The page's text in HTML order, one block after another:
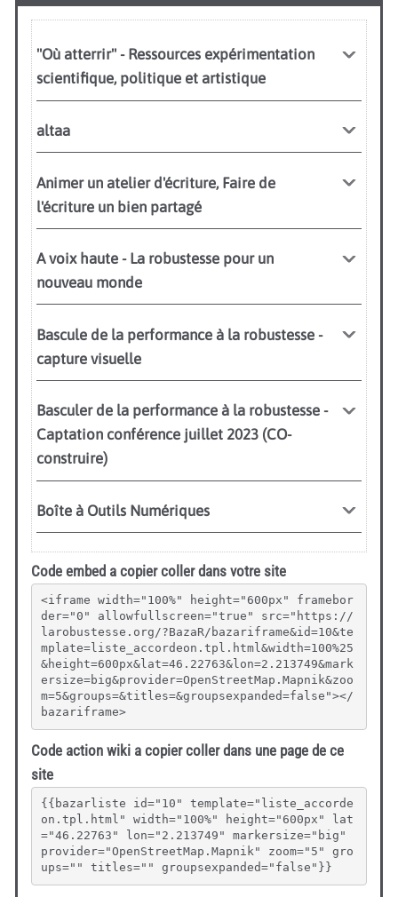
Code embed a copier coller dans votre site
<iframe width="100%" height="600px" framebor
der="0" allowfullscreen="true" src="https://
larobustesse.org/?BazaR/bazariframe&id=10&te
mplate=liste_accordeon.tpl.html&width=100%25
&height=600px&lat=46.22763&lon=2.213749&mark
ersize=big&provider=OpenStreetMap.Mapnik&zoo
m=5&groups=&titles=&groupsexpanded=false"></
bazariframe>
Code action wiki a copier coller dans une page de ce
site
{{bazarliste id="10" template="liste_accorde
on.tpl.html" width="100%" height="600px" lat
="46.22763" lon="2.213749" markersize="big"
provider="OpenStreetMap.Mapnik" zoom="5" gro
ups="" titles="" groupsexpanded="false"}}